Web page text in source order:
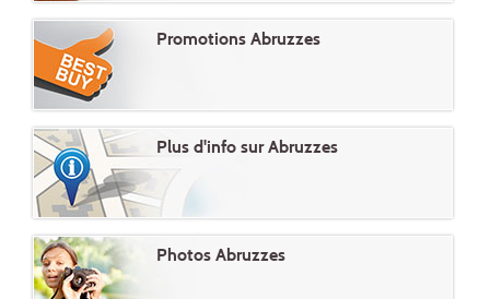
Promotions Abruzzes
Plus d'info sur Abruzzes
Photos Abruzzes